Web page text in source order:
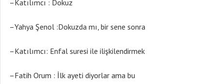
–Katılımcı : Dokuz
–Yahya Şenol :Dokuzda mı, bir sene sonra
–Katılımcı: Enfal suresi ile ilişkilendirmek
–Fatih Orum : İlk ayeti diyorlar ama bu